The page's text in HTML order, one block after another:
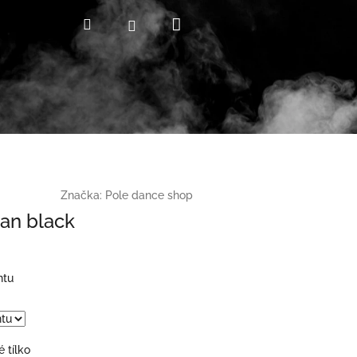
HledatPřihlášeníNákupní
košík
Značka: Pole dance shop
black
tílko